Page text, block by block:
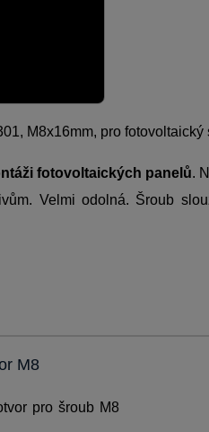
M8x16mm, pro fotovoltaický
fotovoltaických panelů.
Velmi odolná. Šroub
M8
pro šroub M8